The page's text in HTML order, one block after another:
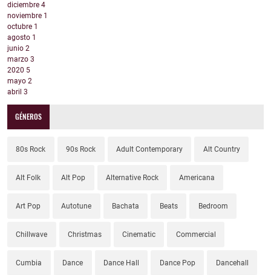
diciembre 4
noviembre 1
octubre 1
agosto 1
junio 2
marzo 3
2020 5
mayo 2
abril 3
GÉNEROS
80s Rock 90s Rock Adult Contemporary Alt Country
Alt Folk Alt Pop Alternative Rock Americana
Art Pop Autotune Bachata Beats Bedroom
Chillwave Christmas Cinematic Commercial
Cumbia Dance Dance Hall Dance Pop Dancehall